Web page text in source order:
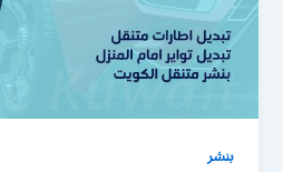
بنشر